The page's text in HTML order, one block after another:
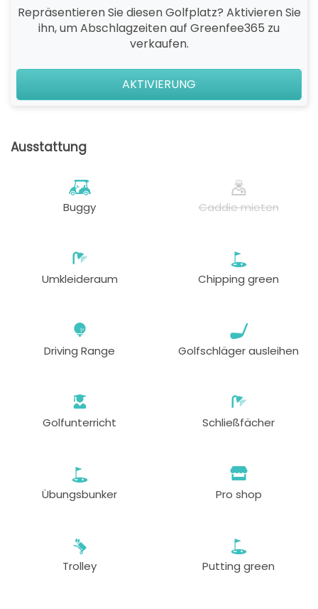
Repräsentieren Sie diesen Golfplatz? Aktivieren Sie
ihn, um Abschlagzeiten auf Greenfee365 zu
verkaufen.
AKTIVIERUNG
Ausstattung
Buggy Caddie mieten
Umkleideraum Chipping green
Driving Range Golfschläger ausleihen
Golfunterricht Schließfächer
Übungsbunker Pro shop
Trolley Putting green